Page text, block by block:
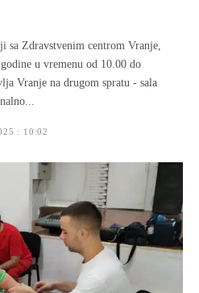
sa Zdravstvenim centrom Vranje,
u vremenu od 10.00 do
Vranje na drugom spratu - sala
: 10:02